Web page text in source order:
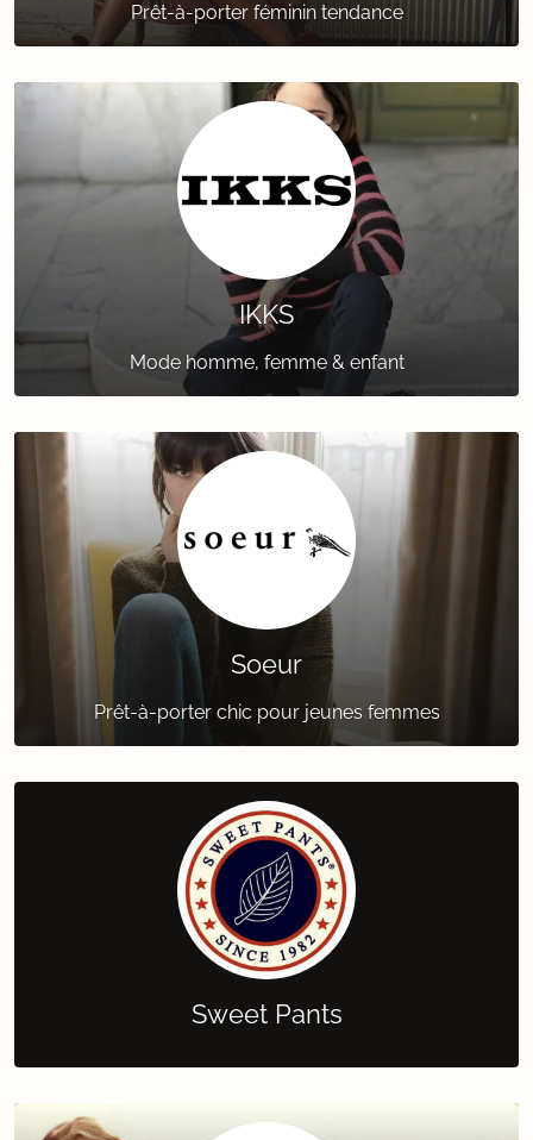
Prêt-à-porter féminin tendance
IKKS
Mode homme, femme & enfant
Soeur
Prêt-à-porter chic pour jeunes femmes
Sweet Pants